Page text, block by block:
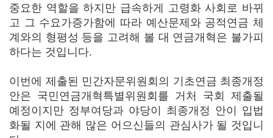
중요한 역할을 하지만 급속하게 고령화 사회로 바뀌
고 그 수요가증가함에 따라 예산문제와 공적연금 체
계와의 형평성 등을 고려해 볼 대 연금개혁은 불가피
하다는 것입니다.
이번에 제출된 민간자문위원회의 기초연금 최종개정
안은 국민연금개혁특별위원회를 거처 국회 제출될
예정이지만 정부여당과 야당이 최종개정 안이 입법
화될 지에 관해 많은 어으신들의 관심사가 될 것입니